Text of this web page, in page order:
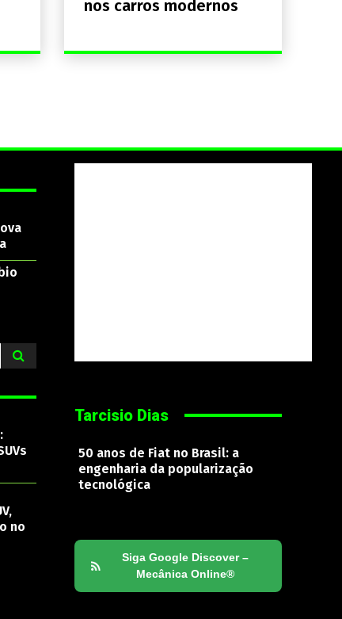
nos carros modernos
no
Tarcisio Dias
50 anos de Fiat no Brasil: a
engenharia da popularização
tecnológica
Siga Google Discover –
Mecânica Online®